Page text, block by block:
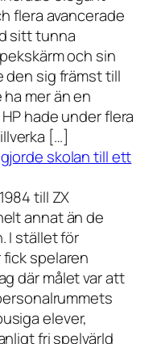
flera avancerade
sitt tunna
och sin
den sig främst till
mer än en
hade under flera
[…]
skolan till ett
till ZX
annat än de
I stället för
spelaren
där målet var att
elever,
fri spelvärld